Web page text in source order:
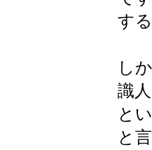
す
し
識
と
と